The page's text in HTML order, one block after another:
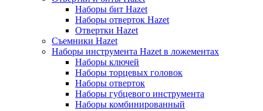
Наборы бит Hazet
Наборы отверток Hazet
Отвертки Hazet
Съемники Hazet
Наборы инструмента Hazet в ложементах
Наборы ключей
Наборы торцевых головок
Наборы отверток
Наборы губцевого инструмента
Наборы комбинированный